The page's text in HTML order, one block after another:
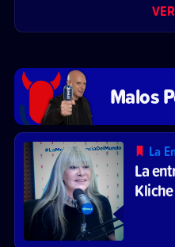
Malos
La
La
Kliche